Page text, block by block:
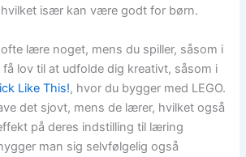
hvilket især kan være godt for børn.
lære noget, mens du spiller, såsom i
få lov til at udfolde dig kreativt, såsom i
Like This!, hvor du bygger med LEGO.
det sjovt, mens de lærer, hvilket også
på deres indstilling til læring
man sig selvfølgelig også